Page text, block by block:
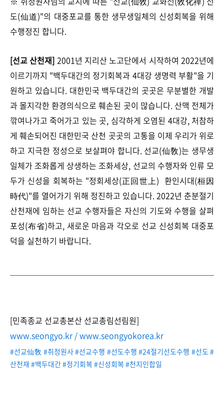
도(仙道)"의 대중포교를 통한 생무생일체의 신성회복을 위해
수행정진 합니다.
[선교 산천재] 2001년 지리산 노고단에서 시작하여 2022년에
이르기까지 "백두대간의 정기회복과 4대강 생명력 부활"을 기
원하고 있습니다. 대한민국 백두대간의 곳곳은 무분별한 개발
과 몰지각한 환경의식으로 훼손된 곳이 많습니다. 산맥 전체가
깎여나가고 죽어가고 있는 곳, 심각하게 오염된 4대강, 처참하
게 훼손되어진 대한민국 산천 곳곳의 고통을 이제 우리가 위로
하고 지극한 정성으로 보살펴야 합니다. 선교(仙敎)는 생무생
일체가 조화롭게 상생하는 조화세상, 선교의 수행자와 인류 모
두가 신성을 회복하는 "정회세상(正回世上) 환인시대(桓因
時代)"를 열어가기 위해 정진하고 있습니다. 2022년 춘분절기
산천재에 임하는 선교 수행자들은 자신의 기도와 수행을 살펴
포성(布省)하고, 새로운 마음과 각오로 선교 신성회복 대중포
덕을 실천하기 바랍니다.
[민족종교 선교총본산 선교총림선림원]
www.seongyo.kr / www.seongyokorea.kr
#선교仙敎 #취정원사 #선교수행 #선도수행 #24절기선도수행 #선도 #
산천재 #백두대간 #정기회복 #신성회복 #천지인합일